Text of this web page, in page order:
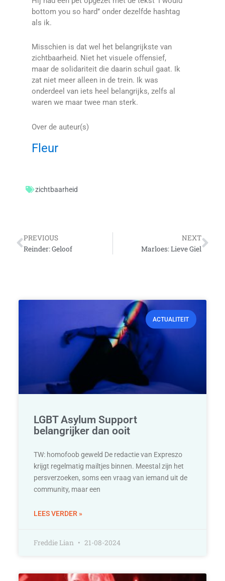
bottom you so hard’’ onder dezelfde hashtag
als ik.
Misschien is dat wel het belangrijkste van
zichtbaarheid. Niet het visuele offensief,
maar de solidariteit die daarin schuil gaat. Ik
zat niet meer alleen in de trein. Ik was
onderdeel van iets heel belangrijks, zelfs al
waren we maar twee man sterk.
Over de auteur(s)
Fleur
zichtbaarheid
Vorige
PREVIOUS
Reinder: Geloof
NEXT
Marloes: Lieve Giel
ACTUALITEIT
LGBT Asylum Support
belangrijker dan ooit
TW: homofoob geweld De redactie van Expreszo
krijgt regelmatig mailtjes binnen. Meestal zijn het
persverzoeken, soms een vraag van iemand uit de
community, maar een
LEES VERDER »
Freddie Lian 21-08-2024